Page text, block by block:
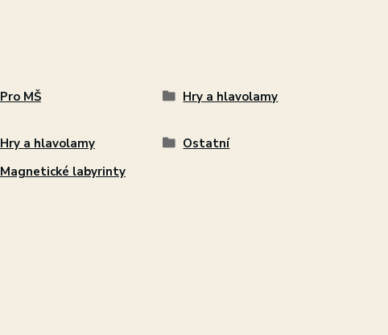
Pro MŠ Hry a hlavolamy
Hry a hlavolamy
Ostatní
Magnetické labyrinty